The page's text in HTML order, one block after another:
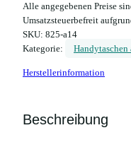
y
t
a
c
a
Alle angegebenen Preise
Umsatzsteuerbefreit
SKU: 825-a14
Kategorie:
Herstellerinformation
Beschreibung